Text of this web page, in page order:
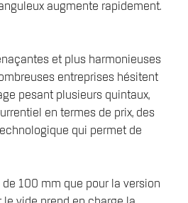
augmente rapidement.
et plus harmonieuses
entreprises hésitent
pesant plusieurs quintaux,
en termes de prix, des
qui permet de
100 mm que pour la version